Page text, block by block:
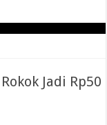
Jadi Rp50